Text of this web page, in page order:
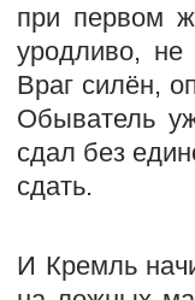
при первом
уродливо,
Враг силён,
Обыватель
сдал без
сдать.
И Кремль